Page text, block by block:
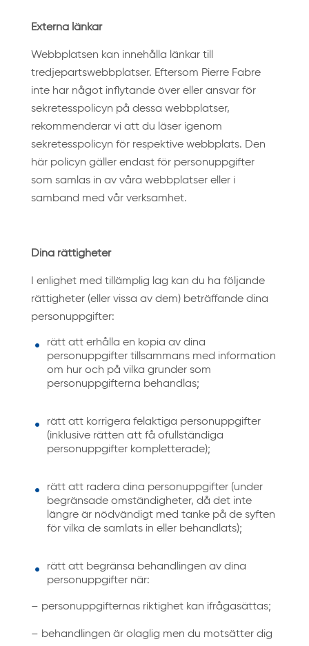
Externa länkar
Webbplatsen kan innehålla länkar till
tredjepartswebbplatser. Eftersom Pierre Fabre
inte har något inflytande över eller ansvar för
sekretesspolicyn på dessa webbplatser,
rekommenderar vi att du läser igenom
sekretesspolicyn för respektive webbplats. Den
här policyn gäller endast för personuppgifter
som samlas in av våra webbplatser eller i
samband med vår verksamhet.
Dina rättigheter
I enlighet med tillämplig lag kan du ha följande
rättigheter (eller vissa av dem) beträffande dina
personuppgifter:
rätt att erhålla en kopia av dina
personuppgifter tillsammans med information
om hur och på vilka grunder som
personuppgifterna behandlas;
rätt att korrigera felaktiga personuppgifter
(inklusive rätten att få ofullständiga
personuppgifter kompletterade);
rätt att radera dina personuppgifter (under
begränsade omständigheter, då det inte
längre är nödvändigt med tanke på de syften
för vilka de samlats in eller behandlats);
rätt att begränsa behandlingen av dina
personuppgifter när:
– personuppgifternas riktighet kan ifrågasättas;
– behandlingen är olaglig men du motsätter dig